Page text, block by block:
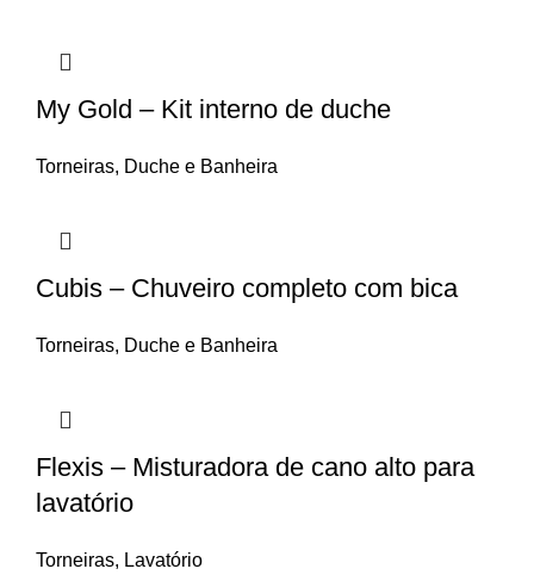
My Gold – Kit interno de duche
Torneiras, Duche e Banheira
Cubis – Chuveiro completo com bica
Torneiras, Duche e Banheira
Flexis – Misturadora de cano alto para
lavatório
Torneiras, Lavatório